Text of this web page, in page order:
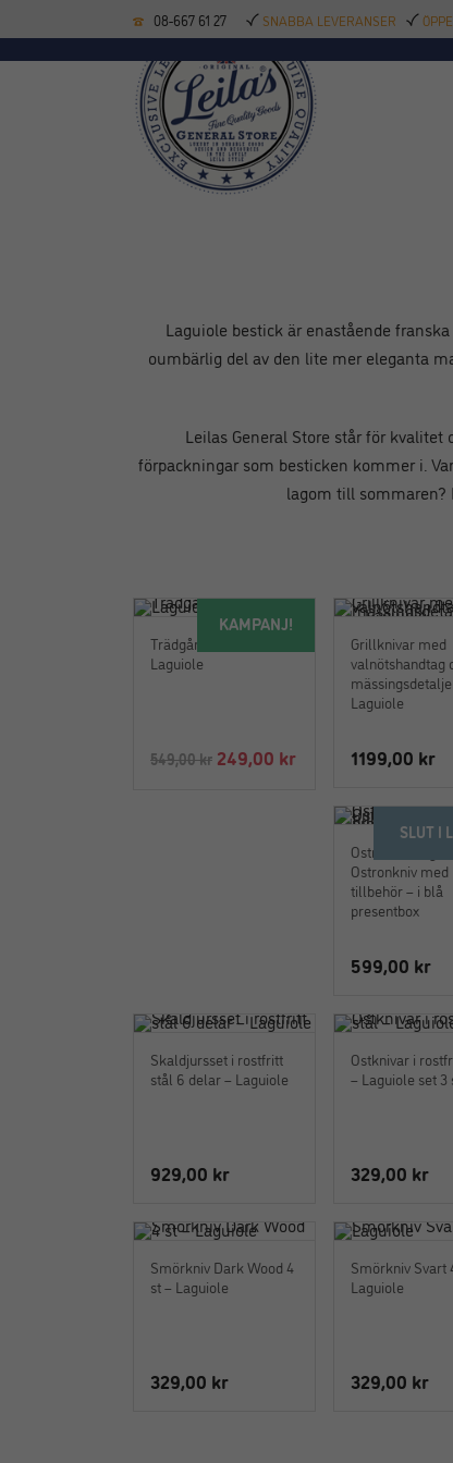
08-667 61 27 SNABBA LEVERANSER
KÖKSREDSKAP
Laguiole bestick är enastående
oumbärlig del av den lite mer eleganta
Leilas General Store står för
förpackningar som besticken kommer i.
lagom till sommaren?
KAMPANJ!
Trädgårdsförkläde –
Laguiole
549,00kr Det
249,00 krDet
priset
249,00 kr.
Grillknivar med
valnötshandtag
Laguiole
1199,00 kr
SLUT I
Ostronset
Ostronkniv med
tillbehör – i blå
presentbox
599,00 kr
Skaldjursset i rostfritt
stål 6 delar – Laguiole
929,00 kr
Ostknivar i
– Laguiole set 3
329,00 kr
Smörkniv Dark Wood 4
st – Laguiole
329,00 kr
Smörkniv Svart
Laguiole
329,00 kr